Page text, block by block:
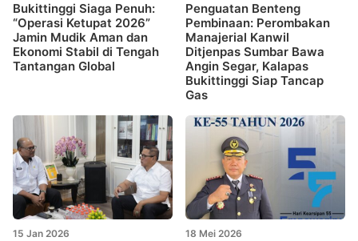
Bukittinggi Siaga Penuh:
“Operasi Ketupat 2026”
Jamin Mudik Aman dan
Ekonomi Stabil di Tengah
Tantangan Global
Penguatan Benteng
Pembinaan: Perombakan
Manajerial Kanwil
Ditjenpas Sumbar Bawa
Angin Segar, Kalapas
Bukittinggi Siap Tancap
Gas
15 Jan 2026 18 Mei 2026